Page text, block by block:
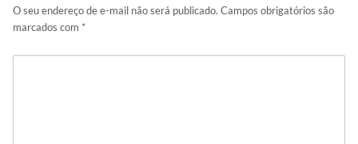
O seu endereço de e-mail não será publicado. Campos obrigatórios são
marcados com *